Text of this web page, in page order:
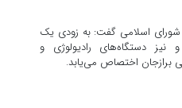
اسلامی گفت: به زودی یک
دستگاه‌های رادیولوژی و
برازجان اختصاص می‌یابد.